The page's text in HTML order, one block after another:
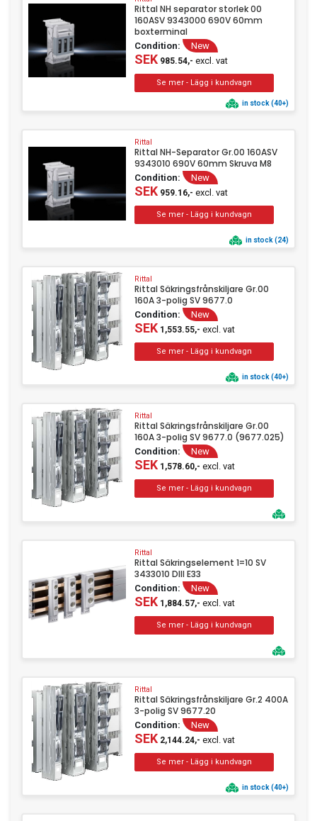
Rittal NH separator storlek 00
160ASV 9343000 690V 60mm
boxterminal
Condition: New
SEK985.54,- excl. vat
in stock (40+)
Rittal
Rittal NH-Separator Gr.00 160ASV
9343010 690V 60mm Skruva M8
Condition: New
SEK959.16,- excl. vat
in stock (24)
Rittal
Rittal Säkringsfrånskiljare Gr.00
160A 3-polig SV 9677.0
Condition: New
SEK1,553.55,- excl. vat
in stock (40+)
Rittal
Rittal Säkringsfrånskiljare Gr.00
160A 3-polig SV 9677.0 (9677.025)
Condition: New
SEK1,578.60,- excl. vat
Rittal
Rittal Säkringselement 1=10 SV
3433010 DIII E33
Condition: New
SEK1,884.57,- excl. vat
Rittal
Rittal Säkringsfrånskiljare Gr.2 400A
3-polig SV 9677.20
Condition: New
SEK2,144.24,- excl. vat
in stock (40+)